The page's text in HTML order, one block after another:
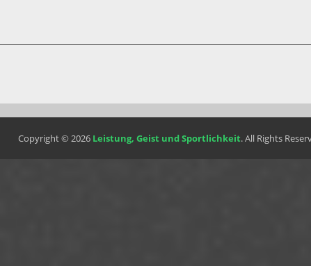
Copyright © 2026 Leistung, Geist und Sportlichkeit. All Rights